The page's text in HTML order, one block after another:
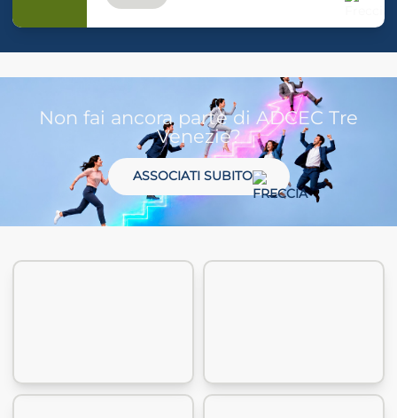
Non fai ancora parte di ADCEC Tre
Venezie?
ASSOCIATI SUBITO